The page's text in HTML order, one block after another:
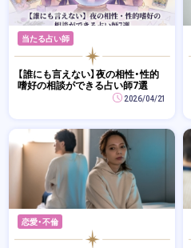
当たる占い師
【誰にも言えない】夜の相性・性的
嗜好の相談ができる占い師7選
2026/04/21
恋愛・不倫